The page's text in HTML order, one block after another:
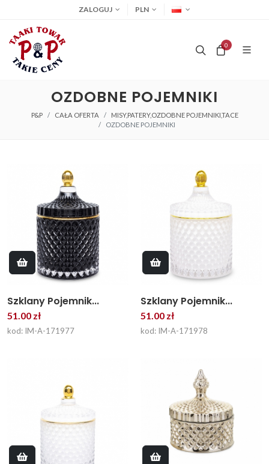
ZALOGUJ PLN
0
OZDOBNE POJEMNIKI
P&P CAŁA OFERTA
MISY,PATERY,OZDOBNE POJEMNIKI,TACE
OZDOBNE POJEMNIKI
Szklany Pojemnik...
51.00 zł
kod: IM-A-171977
Szklany Pojemnik...
51.00 zł
kod: IM-A-171978